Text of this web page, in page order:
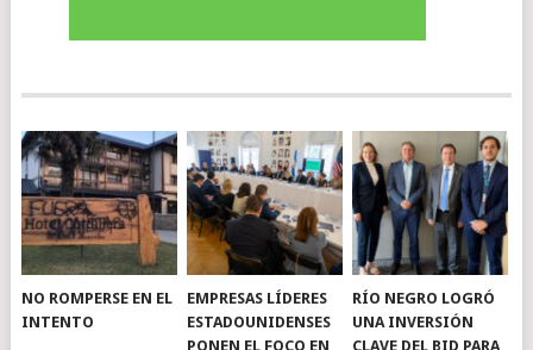
NO ROMPERSE EN EL
INTENTO
EMPRESAS LÍDERES
ESTADOUNIDENSES
PONEN EL FOCO EN
RÍO NEGRO LOGRÓ
UNA INVERSIÓN
CLAVE DEL BID PARA